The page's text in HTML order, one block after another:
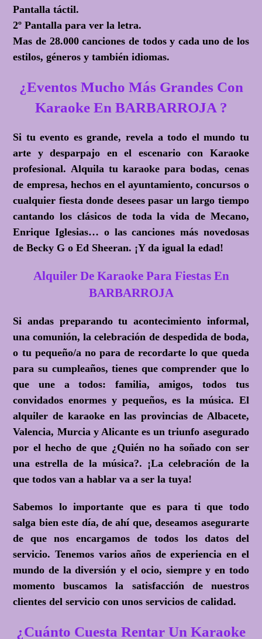
Pantalla táctil.
2º Pantalla para ver la letra.
Mas de 28.000 canciones de todos y cada uno de los
estilos, géneros y también idiomas.
¿Eventos Mucho Más Grandes Con
Karaoke En BARBARROJA ?
Si tu evento es grande, revela a todo el mundo tu
arte y desparpajo en el escenario con Karaoke
profesional. Alquila tu karaoke para bodas, cenas
de empresa, hechos en el ayuntamiento, concursos o
cualquier fiesta donde desees pasar un largo tiempo
cantando los clásicos de toda la vida de Mecano,
Enrique Iglesias… o las canciones más novedosas
de Becky G o Ed Sheeran. ¡Y da igual la edad!
Alquiler De Karaoke Para Fiestas En
BARBARROJA
Si andas preparando tu acontecimiento informal,
una comunión, la celebración de despedida de boda,
o tu pequeño/a no para de recordarte lo que queda
para su cumpleaños, tienes que comprender que lo
que une a todos: familia, amigos, todos tus
convidados enormes y pequeños, es la música. El
alquiler de karaoke en las provincias de Albacete,
Valencia, Murcia y Alicante es un triunfo asegurado
por el hecho de que ¿Quién no ha soñado con ser
una estrella de la música?. ¡La celebración de la
que todos van a hablar va a ser la tuya!
Sabemos lo importante que es para ti que todo
salga bien este día, de ahí que, deseamos asegurarte
de que nos encargamos de todos los datos del
servicio. Tenemos varios años de experiencia en el
mundo de la diversión y el ocio, siempre y en todo
momento buscamos la satisfacción de nuestros
clientes del servicio con unos servicios de calidad.
¿Cuánto Cuesta Rentar Un Karaoke